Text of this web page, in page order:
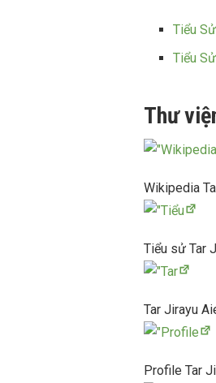
Tiểu
Tiểu
Thư
Wikipedia
Tiểu sử Tar
Tar Jirayu
Profile Tar